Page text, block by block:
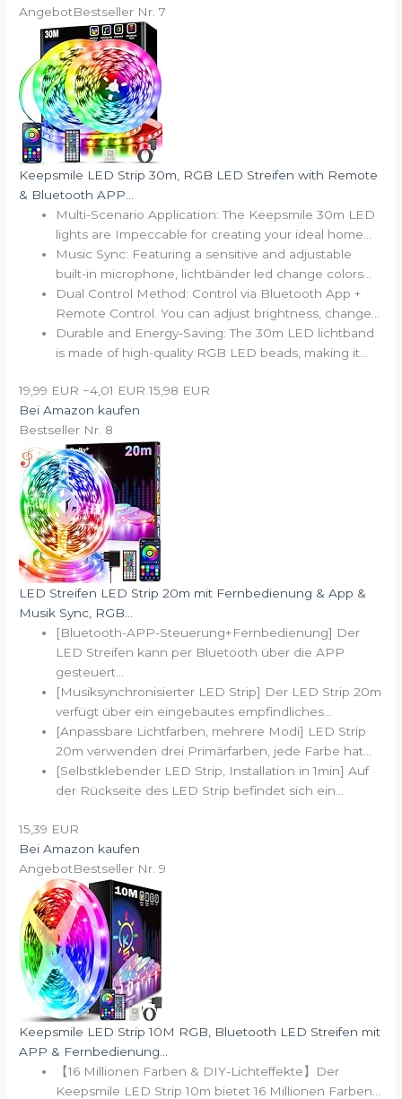
AngebotBestseller Nr. 7
Keepsmile LED Strip 30m, RGB LED Streifen with Remote
& Bluetooth APP...
Multi-Scenario Application: The Keepsmile 30m LED
lights are Impeccable for creating your ideal home...
Music Sync: Featuring a sensitive and adjustable
built-in microphone, lichtbänder led change colors...
Dual Control Method: Control via Bluetooth App +
Remote Control. You can adjust brightness, change...
Durable and Energy-Saving: The 30m LED lichtband
is made of high-quality RGB LED beads, making it...
19,99 EUR −4,01 EUR 15,98 EUR
Bei Amazon kaufen
Bestseller Nr. 8
LED Streifen LED Strip 20m mit Fernbedienung & App &
Musik Sync, RGB...
[Bluetooth-APP-Steuerung+Fernbedienung] Der
LED Streifen kann per Bluetooth über die APP
gesteuert...
[Musiksynchronisierter LED Strip] Der LED Strip 20m
verfügt über ein eingebautes empfindliches...
[Anpassbare Lichtfarben, mehrere Modi] LED Strip
20m verwenden drei Primärfarben, jede Farbe hat...
[Selbstklebender LED Strip, Installation in 1min] Auf
der Rückseite des LED Strip befindet sich ein...
15,39 EUR
Bei Amazon kaufen
AngebotBestseller Nr. 9
Keepsmile LED Strip 10M RGB, Bluetooth LED Streifen mit
APP & Fernbedienung...
【16 Millionen Farben & DIY-Lichteffekte】Der
Keepsmile LED Strip 10m bietet 16 Millionen Farben...